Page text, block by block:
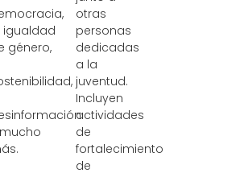
igualdad
género,
otras
personas
dedicadas
a la
juventud.
Incluyen
actividades
de
fortalecimiento
de